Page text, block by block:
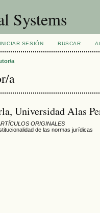
Systems
INICIAR SESIÓN BUSCAR
a
a
Universidad Alas
ORIGINALES
de las normas jurídicas